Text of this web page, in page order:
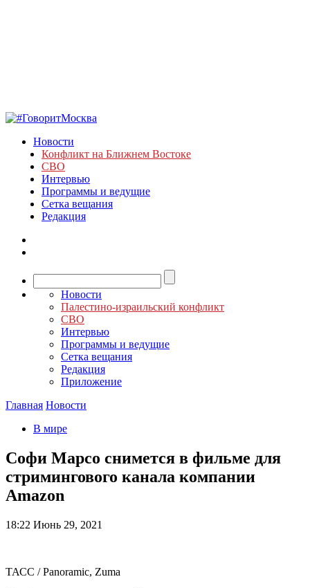
Новости
Конфликт на Ближнем Востоке
СВО
Интервью
Программы и ведущие
Сетка вещания
Редакция
Новости
Палестино-израильский конфликт
СВО
Интервью
Программы и ведущие
Сетка вещания
Редакция
Приложение
Главная Новости
В мире
Софи Марсо снимется в фильме для
стримингового канала компании
Amazon
18:22 Июнь 29, 2021
ТАСС / Panoramic, Zuma